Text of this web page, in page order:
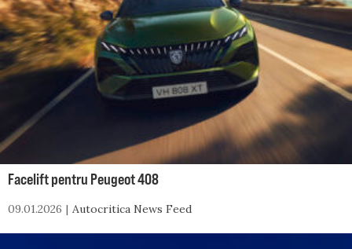
Facelift pentru Peugeot 408
09.01.2026 Autocritica News Feed